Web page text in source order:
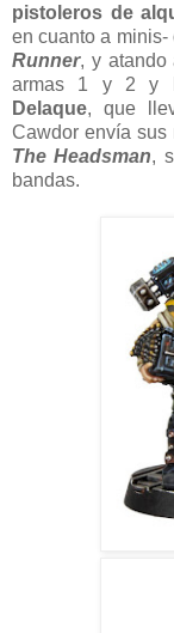
pistoleros de
en cuanto a minis-
Runner, y atando
armas 1 y 2 y
Delaque, que
Cawdor envía sus
The Headsman,
bandas.